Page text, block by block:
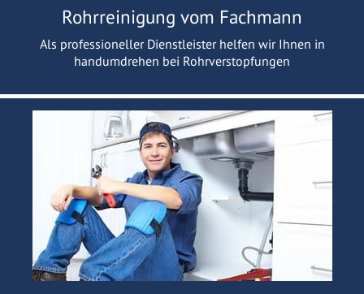
Rohrreinigung vom Fachmann
Als professioneller Dienstleister helfen wir Ihnen in
handumdrehen bei Rohrverstopfungen